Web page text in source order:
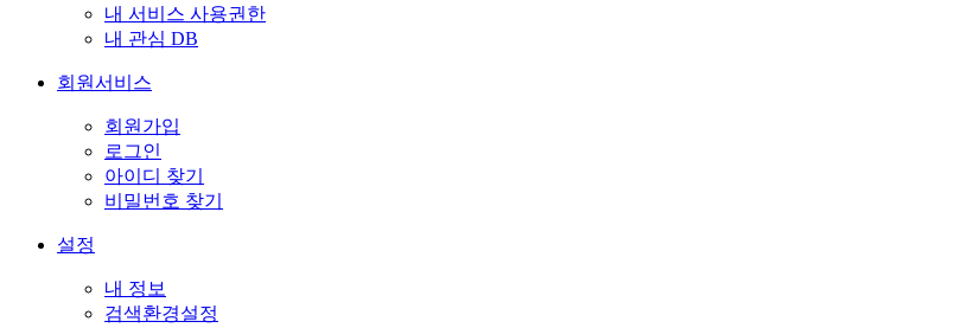
내 서비스 사용권한
내 관심 DB
회원서비스
회원가입
로그인
아이디 찾기
비밀번호 찾기
설정
내 정보
검색환경설정